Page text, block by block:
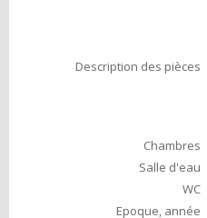
Description des pièces
Chambres
Salle d'eau
WC
Epoque, année